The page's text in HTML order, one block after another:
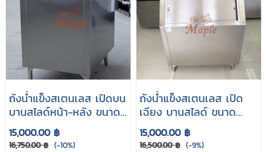
ถังน้ำแข็งสเตนเลส เปิดบน
บานสไลด์หน้า-หลัง ขนาด
60x75x85 cm.
15,000.00 ฿
16,750.00 ฿ (-10%)
ถังน้ำแข็งสเตนเลส เปิด
เฉียง บานสไลด์ ขนาด
60x60x80 cm.
15,000.00 ฿
16,500.00 ฿ (-9%)